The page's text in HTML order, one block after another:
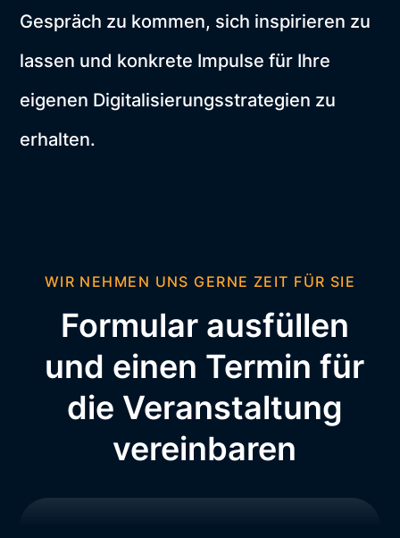
Gespräch zu kommen, sich inspirieren zu
lassen und konkrete Impulse für Ihre
eigenen Digitalisierungsstrategien zu
erhalten.
WIR NEHMEN UNS GERNE ZEIT FÜR SIE
Formular ausfüllen
und einen Termin für
die Veranstaltung
vereinbaren